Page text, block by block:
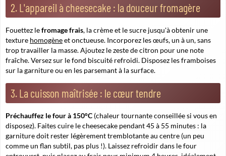
2. L'appareil à cheesecake : la douceur fromagère
Fouettez lefromage frais, la crème et le sucre jusqu'à obtenir une
texture homogèneet onctueuse. Incorporez les œufs, un à un, sans
trop travailler la masse. Ajoutez le zeste de citron pour une note
fraîche. Versez sur le fond biscuité refroidi. Disposez les framboises
sur la garniture ou en les parsemant à la surface.
3. La cuisson maîtrisée : le cœur tendre
Préchauffez le four à 150°C (chaleur tournante conseillée si vous en
disposez). Faites cuire le cheesecake pendant 45 à 55 minutes : la
garniture doit rester légèrement tremblotante au centre (un peu
comme un flan subtil, pas plus !). Laissez refroidir dans le four